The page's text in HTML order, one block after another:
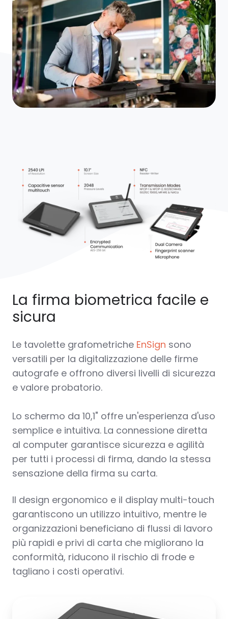
La firma biometrica facile e
sicura
Le tavolette grafometriche EnSign sono
versatili per la digitalizzazione delle firme
autografe e offrono diversi livelli di sicurezza
e valore probatorio.
Lo schermo da 10,1" offre un'esperienza d'uso
semplice e intuitiva. La connessione diretta
al computer garantisce sicurezza e agilità
per tutti i processi di firma, dando la stessa
sensazione della firma su carta.
Il design ergonomico e il display multi-touch
garantiscono un utilizzo intuitivo, mentre le
organizzazioni beneficiano di flussi di lavoro
più rapidi e privi di carta che migliorano la
conformità, riducono il rischio di frode e
tagliano i costi operativi.